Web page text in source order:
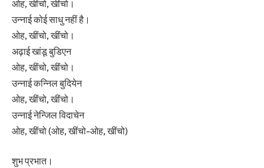
ओह, खींचो, खींचो।
उन्नाई कोई साधु नहीं है।
ओह, खींचो, खींचो।
अढ़ाई खांडू बुडिएन
ओह, खींचो, खींचो।
उन्नाई कन्निल बुदियेन
ओह, खींचो, खींचो।
उन्नाई नेन्जिल विदाचेन
ओह, खींचो (ओह, खींचो-ओह, खींचो)
शुभ प्रभात।